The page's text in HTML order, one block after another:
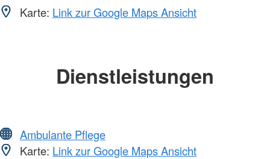
Karte: Link zur Google Maps Ansicht
Dienstleistungen
Ambulante Pflege
Karte: Link zur Google Maps Ansicht